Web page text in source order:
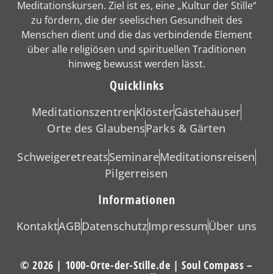
Meditationskursen. Ziel ist es, eine „Kultur der Stille“
zu fördern, die der seelischen Gesundheit des
Menschen dient und die das verbindende Element
über alle religiösen und spirituellen Traditionen
hinweg bewusst werden lässt.
Quicklinks
MeditationszentrenKlösterGästehäuser
Orte des GlaubensParks & Gärten
SchweigeretreatsSeminareMeditationsreisen
Pilgerreisen
Informationen
KontaktAGBDatenschutzImpressumÜber uns
© 2026 | 1000-Orte-der-Stille.de | Soul Compass –